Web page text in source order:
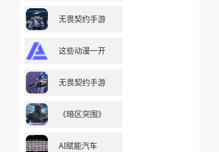
无畏契约手游
这些动漫一开
无畏契约手游
《暗区突围》
AI赋能汽车